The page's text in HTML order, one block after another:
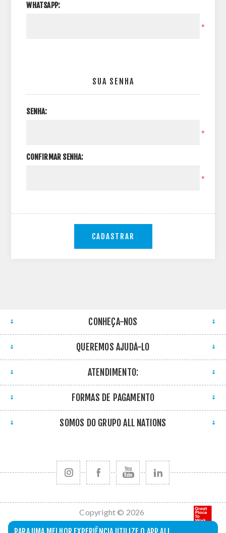
WHATSAPP:
*
SUA SENHA
SENHA:
*
CONFIRMAR SENHA:
*
CADASTRAR
CONHEÇA-NOS
QUEREMOS AJUDÁ-LO
ATENDIMENTO:
FORMAS DE PAGAMENTO
SOMOS DO GRUPO ALL NATIONS
Copyright © 2026
All Nations. Todos